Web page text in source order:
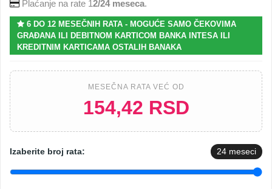
Plaćanje na rate 12/24 meseca.
6 DO 12 MESEČNIH RATA - MOGUĆE SAMO ČEKOVIMA
GRAĐANA ILI DEBITNOM KARTICOM BANKA INTESA ILI
KREDITNIM KARTICAMA OSTALIH BANAKA
MESEČNA RATA VEĆ OD
154,42 RSD
Izaberite broj rata: 24 meseci